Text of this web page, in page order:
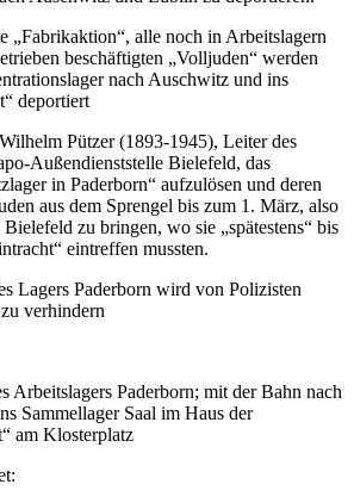
„Fabrikaktion“, alle noch in Arbeitslagern
beschäftigten „Volljuden“ werden
nach Auschwitz und ins
deportiert
Pützer (1893-1945), Leiter des
Außendienststelle Bielefeld, das
in Paderborn“ aufzulösen und deren
aus dem Sprengel bis zum 1. März, also
zu bringen, wo sie „spätestens“ bis
eintreffen mussten.
Lagers Paderborn wird von Polizisten
verhindern
Arbeitslagers Paderborn; mit der Bahn nach
Sammellager Saal im Haus der
am Klosterplatz